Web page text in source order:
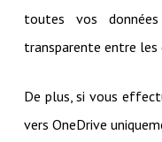
toutes vos
transparente entre les
De plus, si vous
vers OneDrive